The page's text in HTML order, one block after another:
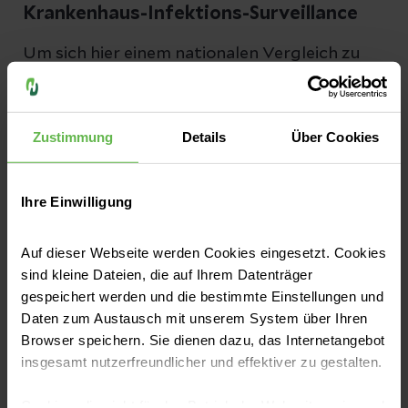
Zustimmung Details Über Cookies
Ihre Einwilligung
Auf dieser Webseite werden Cookies eingesetzt. Cookies
sind kleine Dateien, die auf Ihrem Datenträger
gespeichert werden und die bestimmte Einstellungen und
Daten zum Austausch mit unserem System über Ihren
Browser speichern. Sie dienen dazu, das Internetangebot
insgesamt nutzerfreundlicher und effektiver zu gestalten.
Krankenhaus-Infektions-Surveillance
Um sich hier einem nationalen Vergleich zu
stellen, sind die Helios Kliniken Teilnehmer
Systems (KISS = Erfassung von nosokomialen
nosokomialen Infektionen (NRZ).
Hier finden Sie die
Hygienebeauftragten in unserem
Klinikum